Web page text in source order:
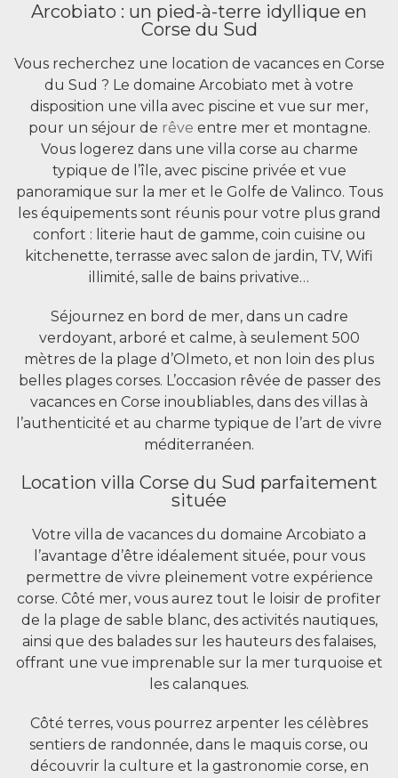
Arcobiato : un pied-à-terre idyllique en
Corse du Sud
Vous recherchez une location de vacances en Corse
du Sud ? Le domaine Arcobiato met à votre
disposition une villa avec piscine et vue sur mer,
pour un séjour de rêve entre mer et montagne.
Vous logerez dans une villa corse au charme
typique de l’île, avec piscine privée et vue
panoramique sur la mer et le Golfe de Valinco. Tous
les équipements sont réunis pour votre plus grand
confort : literie haut de gamme, coin cuisine ou
kitchenette, terrasse avec salon de jardin, TV, Wifi
illimité, salle de bains privative…
Séjournez en bord de mer, dans un cadre
verdoyant, arboré et calme, à seulement 500
mètres de la plage d’Olmeto, et non loin des plus
belles plages corses. L’occasion rêvée de passer des
vacances en Corse inoubliables, dans des villas à
l’authenticité et au charme typique de l’art de vivre
méditerranéen.
Location villa Corse du Sud parfaitement
située
Votre villa de vacances du domaine Arcobiato a
l’avantage d’être idéalement située, pour vous
permettre de vivre pleinement votre expérience
corse. Côté mer, vous aurez tout le loisir de profiter
de la plage de sable blanc, des activités nautiques,
ainsi que des balades sur les hauteurs des falaises,
offrant une vue imprenable sur la mer turquoise et
les calanques.
Côté terres, vous pourrez arpenter les célèbres
sentiers de randonnée, dans le maquis corse, ou
découvrir la culture et la gastronomie corse, en